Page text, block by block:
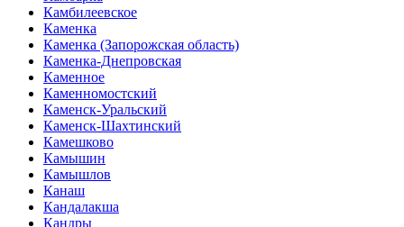
Камбилеевское
Каменка
Каменка (Запорожская область)
Каменка-Днепровская
Каменное
Каменномостский
Каменск-Уральский
Каменск-Шахтинский
Камешково
Камышин
Камышлов
Канаш
Кандалакша
Кандры